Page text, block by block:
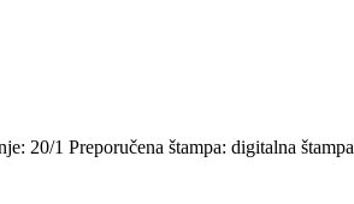
20/1 Preporučena štampa: digitalna štampa